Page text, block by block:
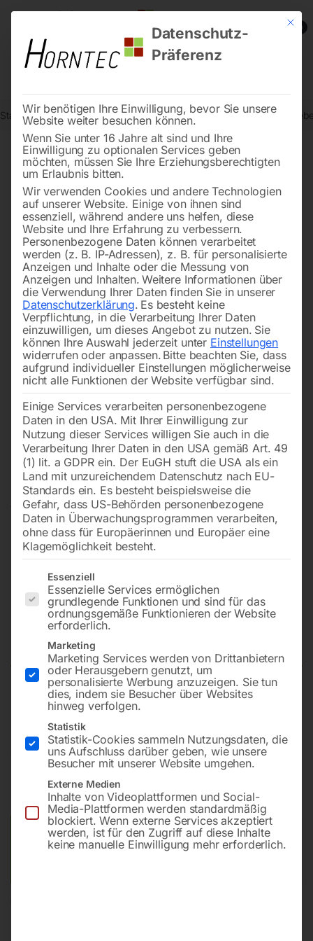
0
Start Metallbearbeitung Bohr- und Fräsmaschinen Elmag
Elmag Getriebe Fräs- und
Bohrmaschine MFB 30-L Vario
Bohrleistung in Stahl 30 mm
3.780,00
inkl. MwSt. Kostenloser Versand
Lieferzeit:ca. 2 - 3 Tage
Versandkosten Standard (Österreich):€0,00
Bitte beachten Sie: Die Versandkosten gelten für Österreich.
Mit
Datenschutz-
Präferenz
Wir benötigen Ihre Einwilligung, bevor Sie unsere
Website weiter besuchen können.
Wenn Sie unter 16 Jahre alt sind und Ihre
Einwilligung zu optionalen Services geben
möchten, müssen Sie Ihre Erziehungsberechtigten
um Erlaubnis bitten.
Wir verwenden Cookies und andere Technologien
auf unserer Website. Einige von ihnen sind
essenziell, während andere uns helfen, diese
Website und Ihre Erfahrung zu verbessern.
Personenbezogene Daten können verarbeitet
werden (z. B. IP-Adressen), z. B. für personalisierte
Anzeigen und Inhalte oder die Messung von
Anzeigen und Inhalten. Weitere Informationen über
die Verwendung Ihrer Daten finden Sie in unserer
Datenschutzerklärung. Es besteht keine
Verpflichtung, in die Verarbeitung Ihrer Daten
einzuwilligen, um dieses Angebot zu nutzen. Sie
können Ihre Auswahl jederzeit unter Einstellungen
widerrufen oder anpassen. Bitte beachten Sie, dass
aufgrund individueller Einstellungen möglicherweise
nicht alle Funktionen der Website verfügbar sind.
Einige Services verarbeiten personenbezogene
Daten in den USA. Mit Ihrer Einwilligung zur
Nutzung dieser Services willigen Sie auch in die
Verarbeitung Ihrer Daten in den USA gemäß Art. 49
(1) lit. a GDPR ein. Der EuGH stuft die USA als ein
Land mit unzureichendem Datenschutz nach EU-
Standards ein. Es besteht beispielsweise die
Gefahr, dass US-Behörden personenbezogene
Daten in Überwachungsprogrammen verarbeiten,
ohne dass für Europäerinnen und Europäer eine
Klagemöglichkeit besteht.
Es folgt eine Liste der Service-Gruppen, für die eine
Essenziell
Essenzielle Services ermöglichen
grundlegende Funktionen und sind für das
ordnungsgemäße Funktionieren der Website
erforderlich.
Marketing
Marketing Services werden von Drittanbietern
oder Herausgebern genutzt, um
personalisierte Werbung anzuzeigen. Sie tun
dies, indem sie Besucher über Websites
hinweg verfolgen.
Statistik
Statistik-Cookies sammeln Nutzungsdaten, die
uns Aufschluss darüber geben, wie unsere
Besucher mit unserer Website umgehen.
Externe Medien
Inhalte von Videoplattformen und Social-
Media-Plattformen werden standardmäßig
blockiert. Wenn externe Services akzeptiert
werden, ist für den Zugriff auf diese Inhalte
keine manuelle Einwilligung mehr erforderlich.